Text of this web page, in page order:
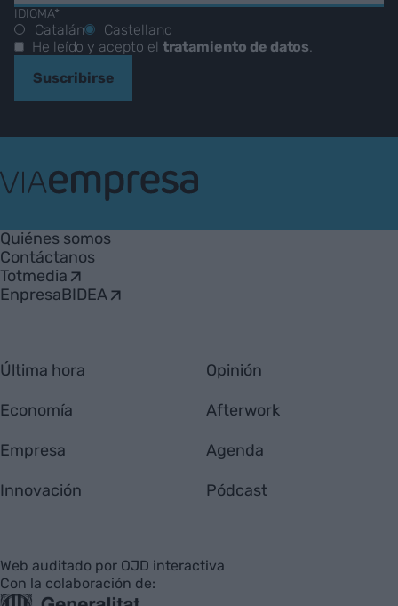
IDIOMA*
Catalán
Castellano
He leído y acepto el tratamiento de datos.
Suscribirse
Empresa
Quiénes somos
Contáctanos
Totmedia
EnpresaBIDEA
Última hora
Economía
Empresa
Innovación
Opinión
Afterwork
Agenda
Pódcast
Web auditado por OJD interactiva
Con la colaboración de: